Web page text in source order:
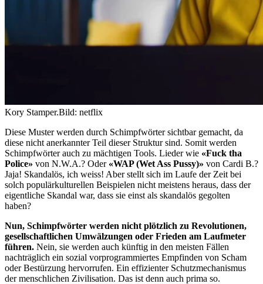
Kory Stamper.Bild: netflix
Diese Muster werden durch Schimpfwörter sichtbar gemacht, da
diese nicht anerkannter Teil dieser Struktur sind. Somit werden
Schimpfwörter auch zu mächtigen Tools. Lieder wie «Fuck tha
Police» von N.W.A.? Oder «WAP (Wet Ass Pussy)» von Cardi B.?
Jaja! Skandalös, ich weiss! Aber stellt sich im Laufe der Zeit bei
solch populärkulturellen Beispielen nicht meistens heraus, dass der
eigentliche Skandal war, dass sie einst als skandalös gegolten
haben?
Nun, Schimpfwörter werden nicht plötzlich zu Revolutionen,
gesellschaftlichen Umwälzungen oder Frieden am Laufmeter
führen. Nein, sie werden auch künftig in den meisten Fällen
nachträglich ein sozial vorprogrammiertes Empfinden von Scham
oder Bestürzung hervorrufen. Ein effizienter Schutzmechanismus
der menschlichen Zivilisation. Das ist denn auch prima so.